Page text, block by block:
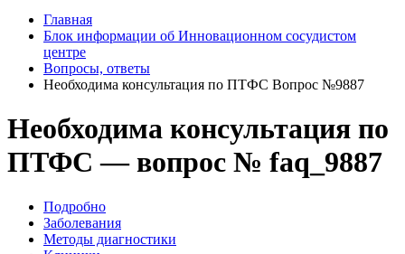
Главная
Блок информации об Инновационном сосудистом
центре
Вопросы, ответы
Необходима консультация по ПТФС Вопрос №9887
Необходима консультация по
ПТФС — вопрос № faq_9887
Подробно
Заболевания
Методы диагностики